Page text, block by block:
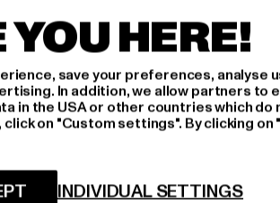
Hersteller Farbe: black
Art.Nr: TB2632-00007
Hersteller: TB
Dr.-Robert-Murjahn-
HERE!
save your preferences, analyse
In addition, we allow partners to
in the USA or other countries which do
on "Custom settings". By clicking
INDIVIDUAL SETTINGS